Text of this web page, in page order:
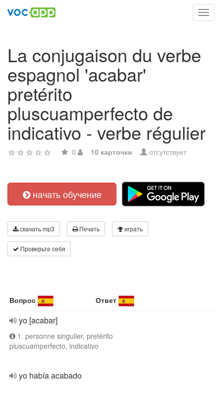
La conjugaison du verbe
espagnol 'acabar'
pretérito
pluscuamperfecto de
indicativo - verbe régulier
0 10 карточки отсутствует
начать обучение
скачать mp3 Печать играть
Проверьте себя
Вопрос Ответ
yo [acabar]
1. personne singulier, pretérito
pluscuamperfecto, indicativo
yo había acabado